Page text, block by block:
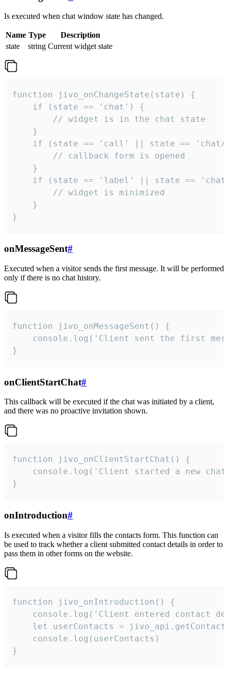
Is executed when chat window state has changed.
Name Type
Description
state
string Current widget state
function jivo_onChangeState(state) {
    if (state == 'chat') {
        // widget is in the chat state
    }
if (state == 'call' || state ==
        // callback form is opened
    }
if (state == 'label' || state ==
        // widget is minimized
    }
}
onMessageSent#
Executed when a visitor sends the first message. It will be performed
only if there is no chat history.
function jivo_onMessageSent() {
console.log('Client sent the first
}
onClientStartChat#
This callback will be executed if the chat was initiated by a client,
and there was no proactive invitation shown.
function jivo_onClientStartChat() {
console.log('Client started a new
}
onIntroduction#
Is executed when a visitor fills the contacts form. This function can
be used to track whether a client submitted contact details in order to
pass them in other forms on the website.
function jivo_onIntroduction() {
console.log('Client entered contact
let userContacts =
    console.log(userContacts)
}